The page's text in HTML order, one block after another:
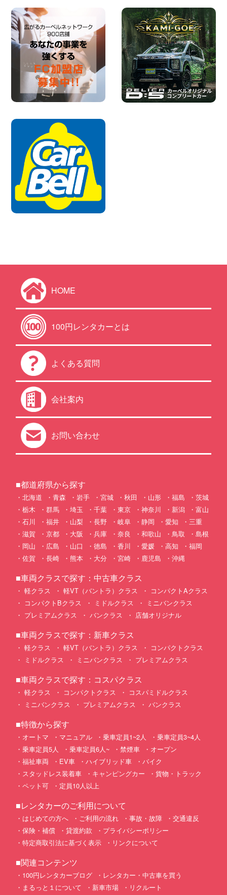
HOME
100円レンタカーとは
よくある質問
会社案内
お問い合わせ
■都道府県から探す
北海道 青森 岩手 宮城 秋田 山形 福島
茨城
栃木
群馬 埼玉 千葉 東京 神奈川 新潟
富山
石川
福井 山梨 長野 岐阜 静岡 愛知
三重
滋賀
京都 大阪 兵庫 奈良 和歌山 鳥取
島根
岡山
広島 山口 徳島 香川 愛媛 高知
福岡
佐賀
長崎 熊本 大分 宮崎 鹿児島 沖縄
■車両クラスで探す：中古車クラス
軽クラス 軽VT（バントラ）クラス
コンパクトAクラス
コンパクトBクラス
ミドルクラス
ミニバンクラス
プレミアムクラス
バンクラス 店舗オリジナル
■車両クラスで探す：新車クラス
軽クラス 軽VT（バントラ）クラス
コンパクトクラス
ミドルクラス
ミニバンクラス プレミアムクラス
■車両クラスで探す：コスパクラス
軽クラス コンパクトクラス
コスパミドルクラス
ミニバンクラス
プレミアムクラス バンクラス
■特徴から探す
オートマ マニュアル 乗車定員1~2人
乗車定員3~4人
乗車定員5人
乗車定員6人~ 禁煙車
オープン
福祉車両
EV車 ハイブリッド車
バイク
スタッドレス装着車
キャンピングカー
貨物・トラック
ペット可
定員10人以上
■レンタカーのご利用について
はじめての方へ ご利用の流れ 事故・故障
交通違反
保険・補償
貸渡約款
プライバシーポリシー
特定商取引法に基づく表示
リンクについて
■関連コンテンツ
100円レンタカーブログ
レンタカー・中古車を買う
まるっと１について
新車市場
リクルート